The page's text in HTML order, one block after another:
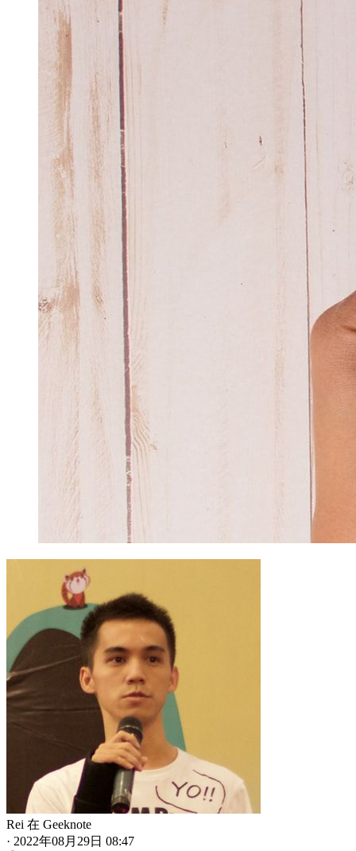
Rei 在 Geeknote
· 2022年08月29日 08:47